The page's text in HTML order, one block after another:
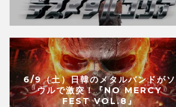
6/9（土）日韓のメタルバンドがソ
ウルで激突！『NO MERCY
FEST VOL.8』